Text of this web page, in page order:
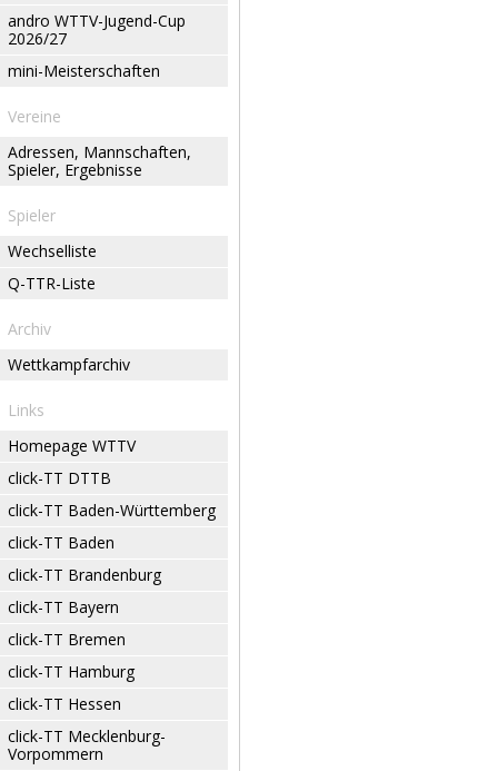
andro WTTV-Jugend-Cup
2026/27
mini-Meisterschaften
Vereine
Adressen, Mannschaften,
Spieler, Ergebnisse
Spieler
Wechselliste
Q-TTR-Liste
Archiv
Wettkampfarchiv
Links
Homepage WTTV
click-TT DTTB
click-TT Baden-Württemberg
click-TT Baden
click-TT Brandenburg
click-TT Bayern
click-TT Bremen
click-TT Hamburg
click-TT Hessen
click-TT Mecklenburg-
Vorpommern